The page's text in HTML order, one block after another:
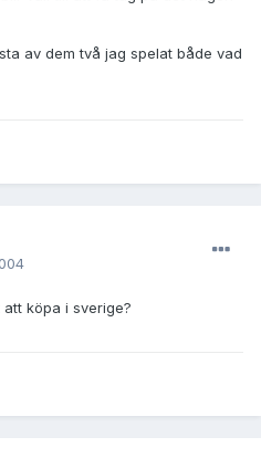
av dem två jag spelat både vad
köpa i sverige?